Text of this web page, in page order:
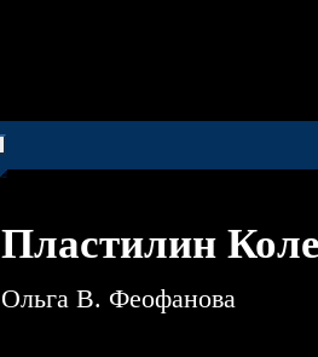
Пластилин
Ольга В. Феофанова